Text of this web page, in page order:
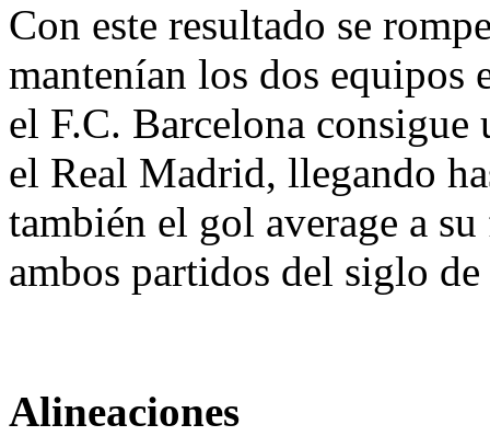
Con este resultado se
mantenían los dos equipos
el F.C. Barcelona consigue
el Real Madrid, llegando
también el gol average a
ambos partidos del siglo de
Alineaciones